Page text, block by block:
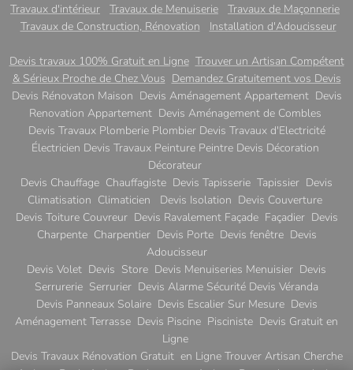
Travaux d'intérieur Travaux de Menuiserie
Travaux de Maçonnerie
Travaux de Construction, Rénovation
Installation d'Adoucisseur
Devis travaux 100% Gratuit en Ligne Trouver un Artisan Compétent
& Sérieux Proche de Chez Vous Demandez Gratuitement vos Devis
Devis Rénovaton Maison Devis Aménagement Appartement Devis
Renovation Appartement Devis Aménagement de Combles
Devis Travaux Plomberie Plombier Devis Travaux d'Electricité
Électricien Devis Travaux Peinture Peintre Devis Décoration
Décorateur
Devis Chauffage Chauffagiste Devis Tapisserie Tapissier Devis
Climatisation Climaticien Devis Isolation Devis Couverture
Devis Toiture Couvreur Devis Ravalement Façade Façadier Devis
Charpente Charpentier Devis Porte Devis fenêtre Devis
Adoucisseur
Devis Volet Devis Store Devis Menuiseries Menuisier Devis
Serrurerie Serrurier Devis Alarme Sécurité Devis Véranda
Devis Panneaux Solaire Devis Escalier Sur Mesure Devis
Aménagement Terrasse Devis Piscine Pisciniste Devis Gratuit en
Ligne
Devis Travaux Rénovation Gratuit en Ligne Trouver Artisan Cherche